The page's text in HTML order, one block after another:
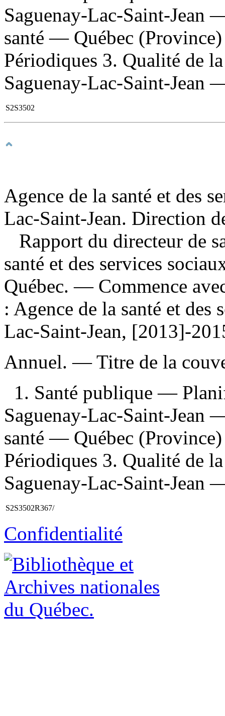
Saguenay-Lac-Saint-Jean
santé — Québec
Périodiques 3. Qualité de
Saguenay-Lac-Saint-Jean
S2S3502
Agence de la santé et des
Lac-Saint-Jean. Direction
Rapport du directeur de
santé et des services
Québec. — Commence
: Agence de la santé et des
Lac-Saint-Jean, [2013]-
Annuel. — Titre de la
1. Santé publique —
Saguenay-Lac-Saint-Jean
santé — Québec
Périodiques 3. Qualité de
Saguenay-Lac-Saint-Jean
S2S3502R367/
Confidentialité